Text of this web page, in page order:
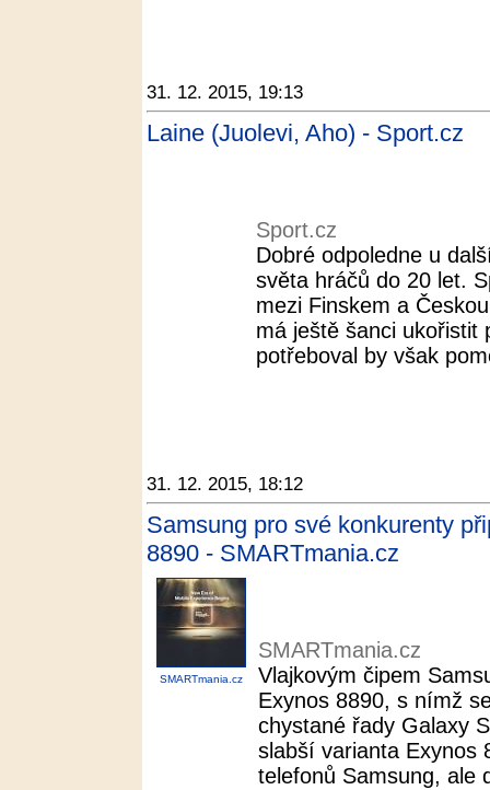
31. 12. 2015, 19:13
Laine (Juolevi, Aho) - Sport.cz
Sport.cz
Dobré odpoledne u
světa hráčů do 20 let.
mezi Finskem a
má ještě šanci
potřeboval by však
31. 12. 2015, 18:12
Samsung pro své konkurenty
8890 - SMARTmania.cz
SMARTmania.cz
SMARTmania.cz
Vlajkovým čipem
Exynos 8890, s nímž
chystané řady Galaxy
slabší varianta Exynos
telefonů Samsung, ale